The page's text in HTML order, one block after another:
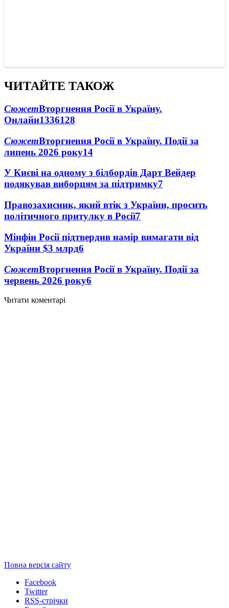
ЧИТАЙТЕ ТАКОЖ
СюжетВторгнення Росії в Україну.
Онлайн1336128
СюжетВторгнення Росії в Україну. Події за
липень 2026 року14
У Києві на одному з білбордів Дарт Вейдер
подякував виборцям за підтримку7
Правозахисник, який втік з України, просить
політичного притулку в Росії7
Мінфін Росії підтвердив намір вимагати від
України $3 млрд6
СюжетВторгнення Росії в Україну. Події за
червень 2026 року6
Читати коментарі
Повна версія сайту
Facebook
Twitter
RSS-стрічки